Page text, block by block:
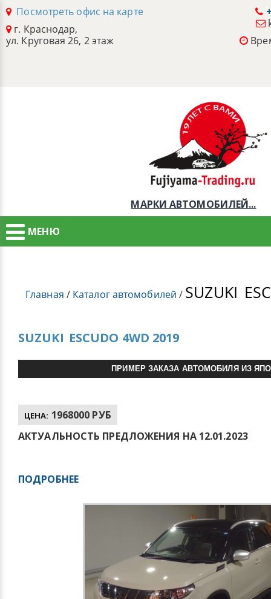
Посмотреть офис на карте
г. Краснодар,
ул. Круговая 26, 2 этаж
МАРКИ АВТОМОБИЛЕЙ...
МЕНЮ
Главная / Каталог автомобилей / SUZUKI
SUZUKI ESCUDO 4WD 2019
ПРИМЕР ЗАКАЗА АВТОМОБИЛЯ ИЗ
ЦЕНА: 1968000 РУБ
АКТУАЛЬНОСТЬ ПРЕДЛОЖЕНИЯ НА 12.01.2023
ПОДРОБНЕЕ